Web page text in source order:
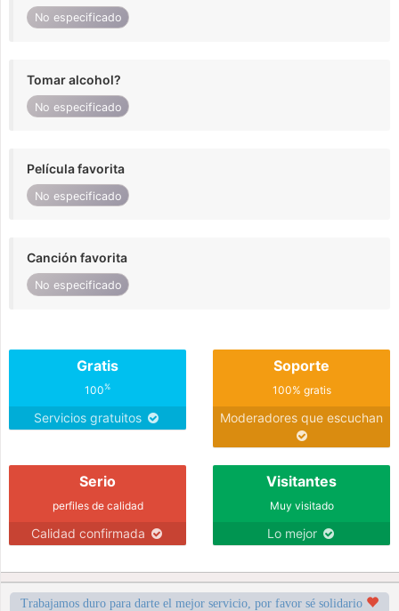
No especificado
Tomar alcohol?
No especificado
Película favorita
No especificado
Canción favorita
No especificado
Gratis
100%
Servicios gratuitos
Soporte
100% gratis
Moderadores que escuchan
Serio
perfiles de calidad
Calidad confirmada
Visitantes
Muy visitado
Lo mejor
Trabajamos duro para darte el mejor servicio, por favor sé solidario